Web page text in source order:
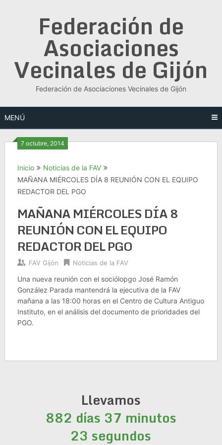
Federación de
Asociaciones
Vecinales de Gijón
Federación de Asociaciones Vecinales de Gijón
MENÚ
7 octubre, 2014
Inicio
Noticias de la FAV
MAÑANA MIÉRCOLES DÍA 8 REUNIÓN CON EL EQUIPO
REDACTOR DEL PGO
MAÑANA MIÉRCOLES DÍA 8
REUNIÓN CON EL EQUIPO
REDACTOR DEL PGO
FAV Gijón Noticias de la FAV
Una nueva reunión con el sociólopgo José Ramón
González Parada mantendrá la ejecutiva de la FAV
mañana a las 18:00 horas en el Centro de Cultura Antiguo
Instituto, en el análisis del documento de prioridades del
PGO.
Llevamos
882 días 37 minutos
23 segundos